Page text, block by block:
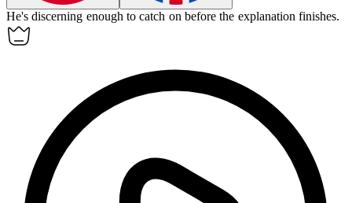
He's discerning enough to catch on before the explanation finishes.